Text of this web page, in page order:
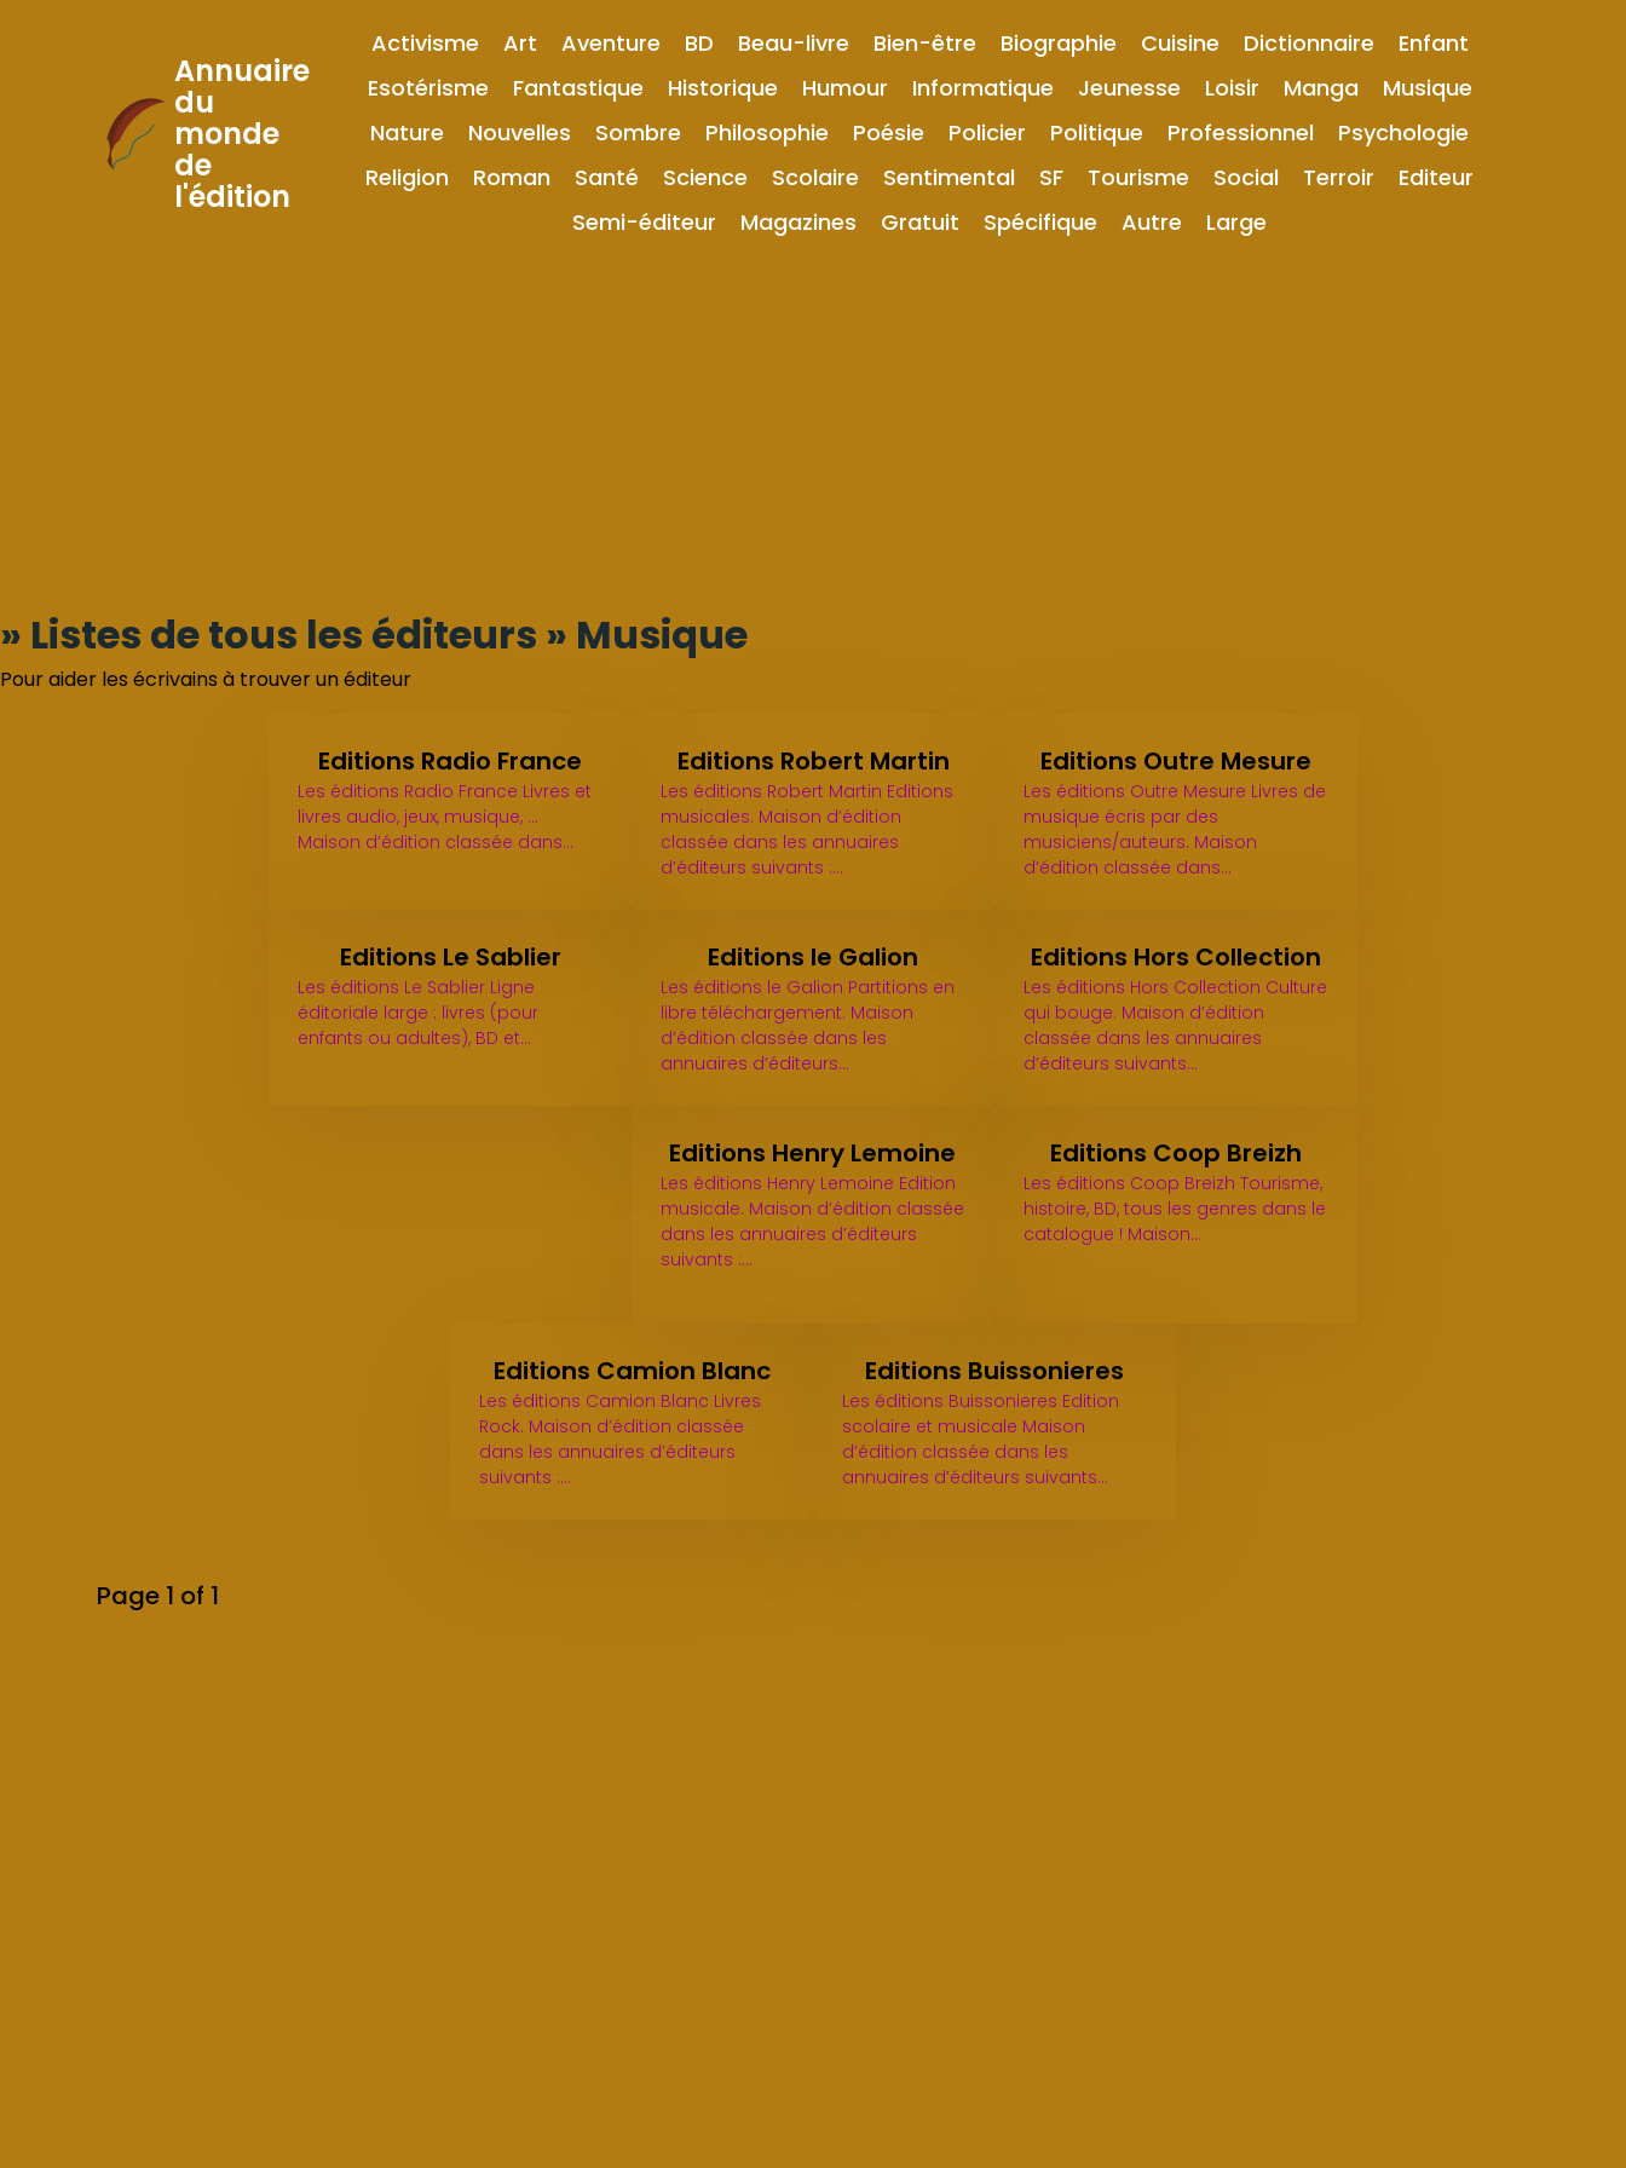
Skip
to
Content
Annuaire
du
monde
de
l'édition
Activisme Art Aventure BD Beau-livre Bien-être Biographie Cuisine Dictionnaire
Enfant
Esotérisme
Fantastique Historique Humour Informatique Jeunesse Loisir Manga
Musique
Nature
Nouvelles Sombre Philosophie Poésie Policier Politique Professionnel
Psychologie
Religion
Roman Santé Science Scolaire Sentimental SF Tourisme Social Terroir
Editeur
Semi-éditeur
Magazines Gratuit Spécifique Autre Large
» Listes de tous les éditeurs » Musique
Pour aider les écrivains à trouver un éditeur
Editions Radio France
Les éditions Radio France Livres et
livres audio, jeux, musique, ...
Maison d’édition classée dans…
Editions Robert Martin
Les éditions Robert Martin Editions
musicales. Maison d’édition
classée dans les annuaires
d’éditeurs suivants :…
Editions Outre Mesure
Les éditions Outre Mesure Livres de
musique écris par des
musiciens/auteurs. Maison
d’édition classée dans…
Editions Le Sablier
Les éditions Le Sablier Ligne
éditoriale large : livres (pour
enfants ou adultes), BD et…
Editions le Galion
Les éditions le Galion Partitions en
libre téléchargement. Maison
d’édition classée dans les
annuaires d’éditeurs…
Editions Hors Collection
Les éditions Hors Collection Culture
qui bouge. Maison d’édition
classée dans les annuaires
d’éditeurs suivants…
Editions Henry Lemoine
Les éditions Henry Lemoine Edition
musicale. Maison d’édition classée
dans les annuaires d’éditeurs
suivants :…
Editions Coop Breizh
Les éditions Coop Breizh Tourisme,
histoire, BD, tous les genres dans le
catalogue ! Maison…
Editions Camion Blanc
Les éditions Camion Blanc Livres
Rock. Maison d’édition classée
dans les annuaires d’éditeurs
suivants :…
Editions Buissonieres
Les éditions Buissonieres Edition
scolaire et musicale Maison
d’édition classée dans les
annuaires d’éditeurs suivants…
Page 1 of 1